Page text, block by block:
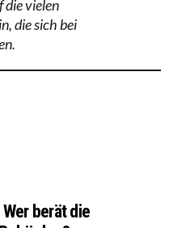
vielen
die sich bei
berät die